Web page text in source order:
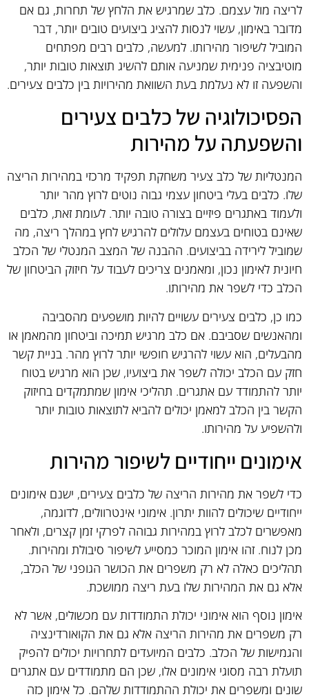
לריצה מול עצמם. כלב שמרגיש את הלחץ של תחרות, גם אם
מדובר באימון, עשוי לנסות להציג ביצועים טובים יותר, דבר
המוביל לשיפור מהירותו. למעשה, כלבים רבים מפתחים
מוטיבציה פנימית שמניעה אותם להשיג תוצאות טובות יותר,
והשפעה זו לא נעלמת בעת השוואת מהירויות בין כלבים צעירים.
הפסיכולוגיה של כלבים צעירים
והשפעתה על מהירות
המנטליות של כלב צעיר משחקת תפקיד מרכזי במהירות הריצה
שלו. כלבים בעלי ביטחון עצמי גבוה נוטים לרוץ מהר יותר
ולעמוד באתגרים פיזיים בצורה טובה יותר. לעומת זאת, כלבים
שאינם בטוחים בעצמם עלולים להרגיש לחץ במהלך ריצה, מה
שמוביל לירידה בביצועים. ההבנה של המצב המנטלי של הכלב
חיונית לאימון נכון, ומאמנים צריכים לעבוד על חיזוק הביטחון של
הכלב כדי לשפר את מהירותו.
כמו כן, כלבים צעירים עשויים להיות מושפעים מהסביבה
ומהאנשים שסביבם. אם כלב מרגיש תמיכה וביטחון מהמאמן או
מהבעלים, הוא עשוי להרגיש חופשי יותר לרוץ מהר. בניית קשר
חזק עם הכלב יכולה לשפר את ביצועיו, שכן הוא מרגיש בטוח
יותר להתמודד עם אתגרים. תהליכי אימון שמתמקדים בחיזוק
הקשר בין הכלב למאמן יכולים להביא לתוצאות טובות יותר
ולהשפיע על מהירותו.
אימונים ייחודיים לשיפור מהירות
כדי לשפר את מהירות הריצה של כלבים צעירים, ישנם אימונים
ייחודיים שיכולים להוות יתרון. אימוני אינטרוולים, לדוגמה,
מאפשרים לכלב לרוץ במהירות גבוהה לפרקי זמן קצרים, ולאחר
מכן לנוח. זהו אימון המוכר כמסייע לשיפור סיבולת ומהירות.
תהליכים כאלה לא רק משפרים את הכושר הגופני של הכלב,
אלא גם את המהירות שלו בעת ריצה ממושכת.
אימון נוסף הוא אימוני יכולת התמודדות עם מכשולים, אשר לא
רק משפרים את מהירות הריצה אלא גם את הקואורדינציה
והגמישות של הכלב. כלבים המיועדים לתחרויות יכולים להפיק
תועלת רבה מסוגי אימונים אלו, שכן הם מתמודדים עם אתגרים
שונים ומשפרים את יכולת ההתמודדות שלהם. כל אימון כזה